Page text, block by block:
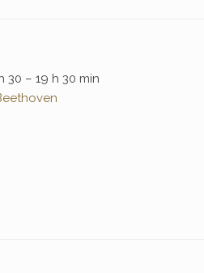
30 – 19 h 30 min